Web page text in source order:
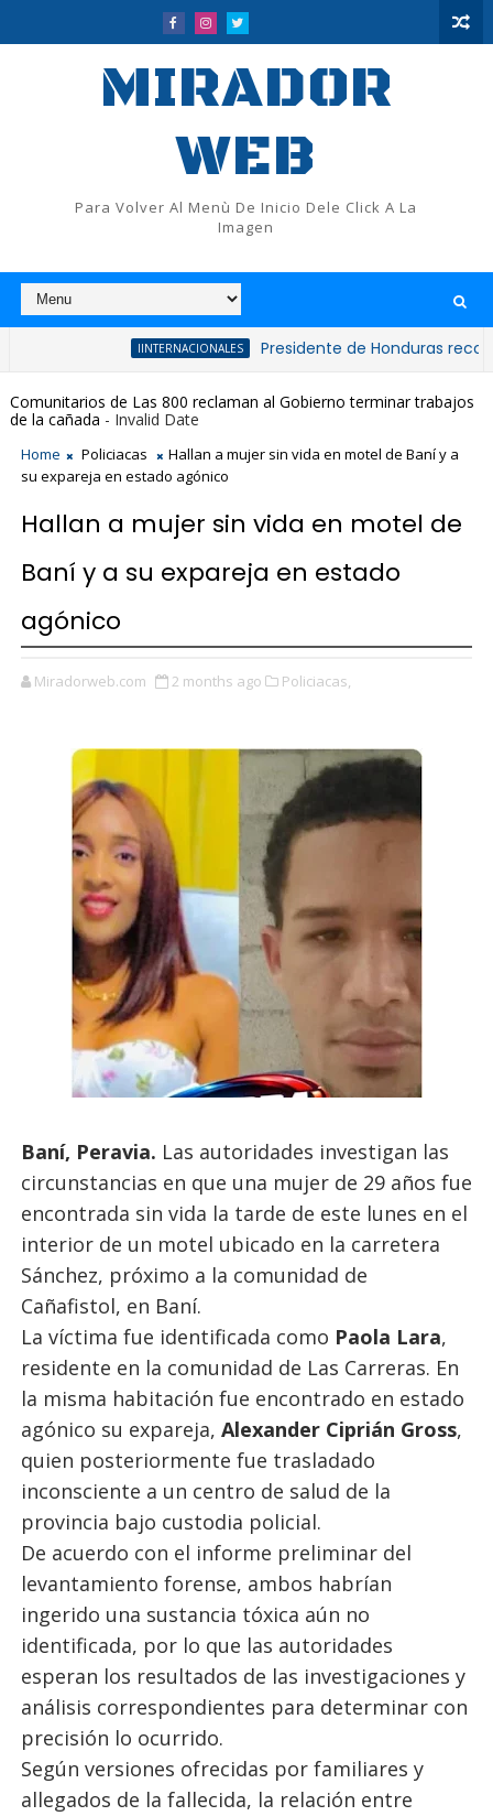
MIRADOR
WEB
Para Volver Al Menù De Inicio Dele Click A La
Imagen
IINTERNACIONALES Presidente de Honduras reconoce y
Comunitarios de Las 800 reclaman al Gobierno terminar trabajos
de la cañada - Invalid Date
Home Policiacas
Hallan a mujer sin vida en motel de Baní y a
su expareja en estado agónico
Hallan a mujer sin vida en motel de
Baní y a su expareja en estado
agónico
Miradorweb.com 2 months ago Policiacas,
Baní, Peravia. Las autoridades investigan las
circunstancias en que una mujer de 29 años fue
encontrada sin vida la tarde de este lunes en el
interior de un motel ubicado en la carretera
Sánchez, próximo a la comunidad de
Cañafistol, en Baní.
La víctima fue identificada como Paola Lara,
residente en la comunidad de Las Carreras. En
la misma habitación fue encontrado en estado
agónico su expareja, Alexander Ciprián Gross,
quien posteriormente fue trasladado
inconsciente a un centro de salud de la
provincia bajo custodia policial.
De acuerdo con el informe preliminar del
levantamiento forense, ambos habrían
ingerido una sustancia tóxica aún no
identificada, por lo que las autoridades
esperan los resultados de las investigaciones y
análisis correspondientes para determinar con
precisión lo ocurrido.
Según versiones ofrecidas por familiares y
allegados de la fallecida, la relación entre